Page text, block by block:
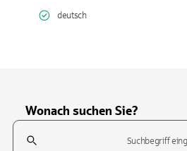
deutsch
Wonach suchen Sie?
Suchfeld